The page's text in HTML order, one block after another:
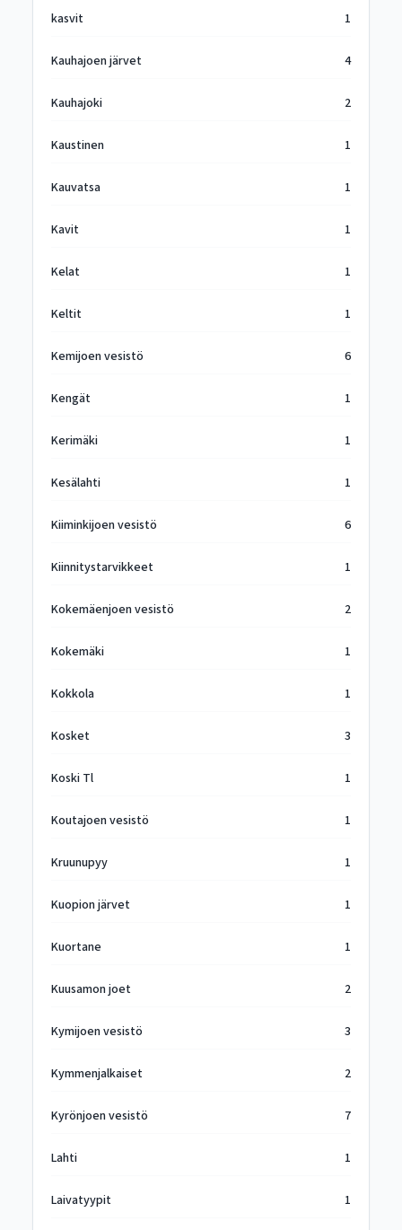
kasvit 1
Kauhajoen järvet 4
Kauhajoki 2
Kaustinen 1
Kauvatsa 1
Kavit 1
Kelat 1
Keltit 1
Kemijoen vesistö 6
Kengät 1
Kerimäki 1
Kesälahti 1
Kiiminkijoen vesistö 6
Kiinnitystarvikkeet 1
Kokemäenjoen vesistö 2
Kokemäki 1
Kokkola 1
Kosket 3
Koski Tl 1
Koutajoen vesistö 1
Kruunupyy 1
Kuopion järvet 1
Kuortane 1
Kuusamon joet 2
Kymijoen vesistö 3
Kymmenjalkaiset 2
Kyrönjoen vesistö 7
Lahti 1
Laivatyypit 1